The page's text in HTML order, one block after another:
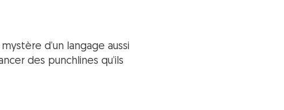
d’un langage aussi
des punchlines qu’ils